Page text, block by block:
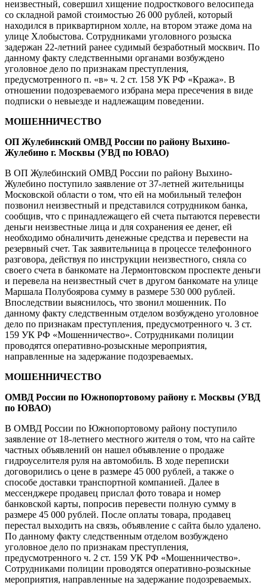
неизвестный, совершил хищение подросткового велосипеда
со складной рамой стоимостью 26 000 рублей, который
находился в приквартирном холле, на втором этаже дома на
улице Хлобыстова. Сотрудниками уголовного розыска
задержан 22-летний ранее судимый безработный москвич. По
данному факту следственными органами возбуждено
уголовное дело по признакам преступления,
предусмотренного п. «в» ч. 2 ст. 158 УК РФ «Кража». В
отношении подозреваемого избрана мера пресечения в виде
подписки о невыезде и надлежащим поведении.
МОШЕННИЧЕСТВО
ОП Жулебинский ОМВД России по району Выхино-
Жулебино г. Москвы (УВД по ЮВАО)
В ОП Жулебинский ОМВД России по району Выхино-
Жулебино поступило заявление от 37-летней жительницы
Московской области о том, что ей на мобильный телефон
позвонил неизвестный и представился сотрудником банка,
сообщив, что с принадлежащего ей счета пытаются перевести
деньги неизвестные лица и для сохранения ее денег, ей
необходимо обналичить денежные средства и перевести на
резервный счет. Так заявительница в процессе телефонного
разговора, действуя по инструкции неизвестного, сняла со
своего счета в банкомате на Лермонтовском проспекте деньги
и перевела на неизвестный счет в другом банкомате на улице
Маршала Полубоярова сумму в размере 530 000 рублей.
Впоследствии выяснилось, что звонил мошенник. По
данному факту следственным отделом возбуждено уголовное
дело по признакам преступления, предусмотренного ч. 3 ст.
159 УК РФ «Мошенничество». Сотрудниками полиции
проводятся оперативно-розыскные мероприятия,
направленные на задержание подозреваемых.
МОШЕННИЧЕСТВО
ОМВД России по Южнопортовому району г. Москвы (УВД
по ЮВАО)
В ОМВД России по Южнопортовому району поступило
заявление от 18-летнего местного жителя о том, что на сайте
частных объявлений он нашел объявление о продаже
гидроуселителя руля на автомобиль. В ходе переписки
договорились о цене в размере 45 000 рублей, а также о
способе доставки транспортной компанией. Далее в
мессенджере продавец прислал фото товара и номер
банковской карты, попросив перевести полную сумму в
размере 45 000 рублей. После оплаты товара, продавец
перестал выходить на связь, объявление с сайта было удалено.
По данному факту следственным отделом возбуждено
уголовное дело по признакам преступления,
предусмотренного ч. 2 ст. 159 УК РФ «Мошенничество».
Сотрудниками полиции проводятся оперативно-розыскные
мероприятия, направленные на задержание подозреваемых.